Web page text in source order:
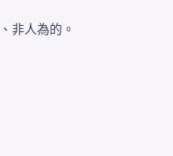
非人為的。